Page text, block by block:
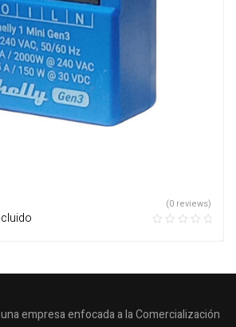
(0 reviews)
empresa enfocada a la Comercialización